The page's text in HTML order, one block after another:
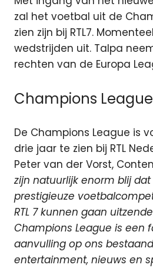
zal het voetbal uit de
zien zijn bij RTL7.
wedstrijden uit. Talpa
rechten van de Europa
Champions League
De Champions League is
drie jaar te zien bij RTL
Peter van der Vorst,
zijn natuurlijk enorm blij
prestigieuze
RTL 7 kunnen gaan
Champions League is een
aanvulling op ons
entertainment, nieuws en